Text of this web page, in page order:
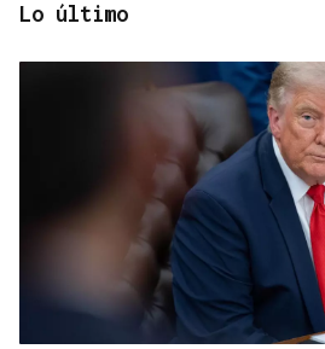
ORÁCULO DAS BURGAS
Horóscopo del día: jueves, 6
Lo último